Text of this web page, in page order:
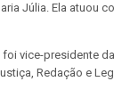
Júlia. Ela atuou
vice-presidente
Redação e